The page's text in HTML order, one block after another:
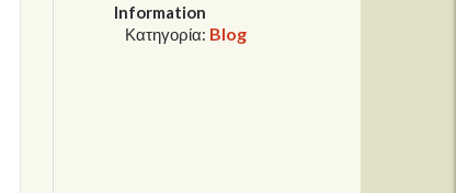
Information
Κατηγορία: Blog